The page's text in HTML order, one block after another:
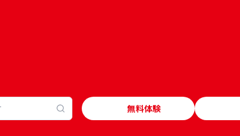
無料体験